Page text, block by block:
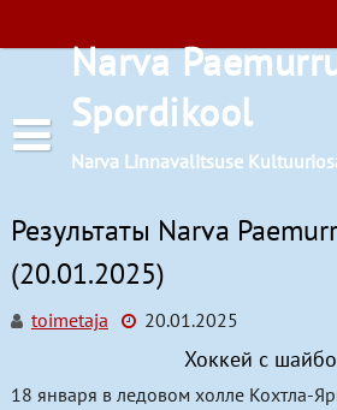
содержимомуNarva
Spordikool
Narva Linnavalitsuse
Баскетбол
Результаты Narva
(20.01.2025)
toimetaja 20.01.2025
Хоккей с
18 января в ледовом холле Кохтла-